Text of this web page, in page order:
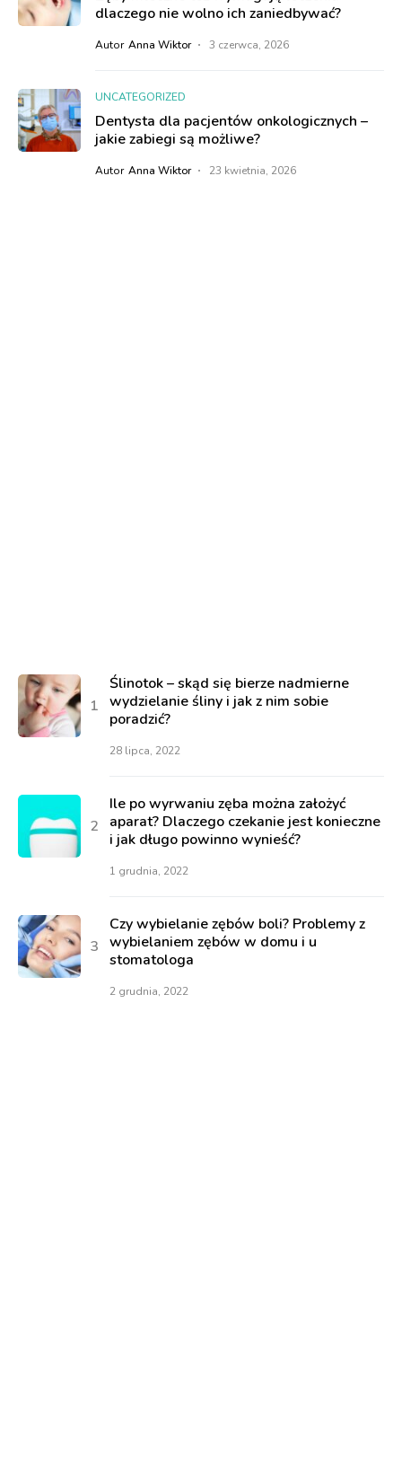
dlaczego nie wolno ich zaniedbywać?
Autor Anna Wiktor 3 czerwca, 2026
UNCATEGORIZED
Dentysta dla pacjentów onkologicznych –
jakie zabiegi są możliwe?
Autor Anna Wiktor 23 kwietnia, 2026
Ślinotok – skąd się bierze nadmierne
wydzielanie śliny i jak z nim sobie
poradzić?
28 lipca, 2022
Ile po wyrwaniu zęba można założyć
aparat? Dlaczego czekanie jest konieczne
i jak długo powinno wynieść?
1 grudnia, 2022
Czy wybielanie zębów boli? Problemy z
wybielaniem zębów w domu i u
stomatologa
2 grudnia, 2022